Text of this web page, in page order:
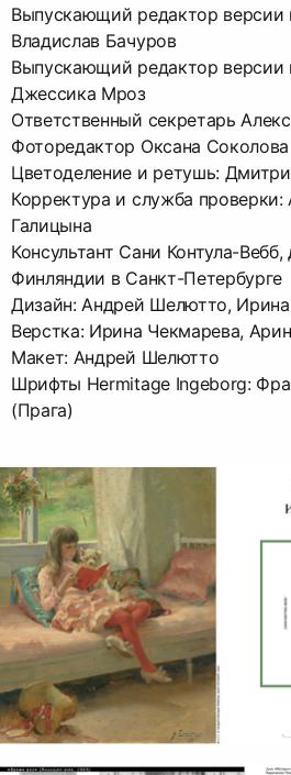
Выпускающий редактор версии
Владислав Бачуров
Выпускающий редактор версии
Джессика Мроз
Ответственный секретарь
Фоторедактор Оксана Соколова
Цветоделение и ретушь:
Корректура и служба
Галицына
Консультант Сани Контула-
Финляндии в Санкт-Петербурге
Дизайн: Андрей Шелютто,
Верстка: Ирина Чекмарева,
Макет: Андрей Шелютто
Шрифты Hermitage Ingeborg:
(Прага)